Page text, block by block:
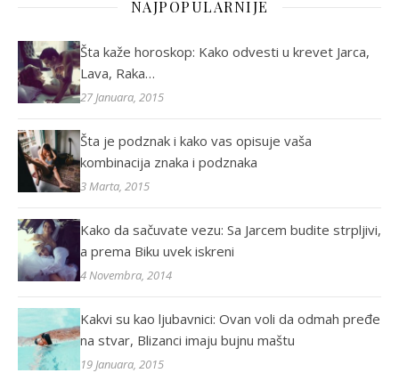
NAJPOPULARNIJE
Šta kaže horoskop: Kako odvesti u krevet Jarca,
Lava, Raka…
27 Januara, 2015
Šta je podznak i kako vas opisuje vaša
kombinacija znaka i podznaka
3 Marta, 2015
Kako da sačuvate vezu: Sa Jarcem budite strpljivi,
a prema Biku uvek iskreni
4 Novembra, 2014
Kakvi su kao ljubavnici: Ovan voli da odmah pređe
na stvar, Blizanci imaju bujnu maštu
19 Januara, 2015